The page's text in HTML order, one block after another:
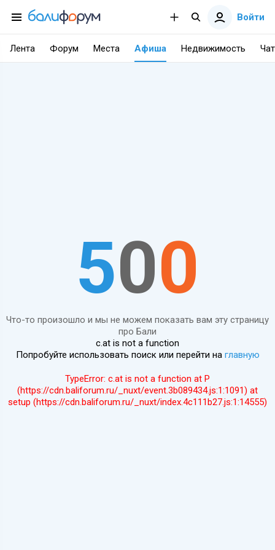
Войти
Лента Форум Места Афиша Недвижимость Чат
500
Что-то произошло и мы не можем показать вам эту страницу
про Бали
c.at is not a function
Попробуйте использовать поиск или перейти на главную
TypeError: c.at is not a function at P
(https://cdn.baliforum.ru/_nuxt/event.3b089434.js:1:1091) at
setup (https://cdn.baliforum.ru/_nuxt/index.4c111b27.js:1:14555)